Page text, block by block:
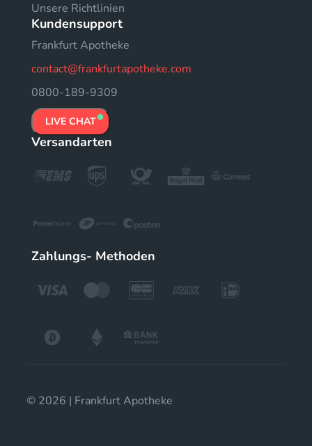
Unsere Richtlinien
Kundensupport
Frankfurt Apotheke
contact@frankfurtapotheke.com
0800-189-9309
LIVE CHAT
Versandarten
Zahlungs- Methoden
© 2026 | Frankfurt Apotheke